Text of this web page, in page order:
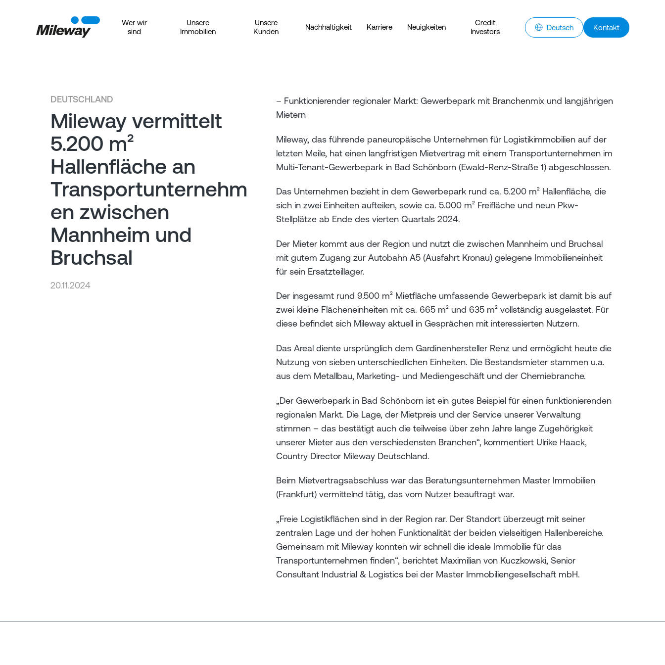
Wer wir
sind
Unsere
Immobilien
Unsere
Kunden
Nachhaltigkeit Karriere Neuigkeiten
Credit
Investors
Deutsch Kontakt
DEUTSCHLAND
Mileway vermittelt
5.200 m²
Hallenfläche an
Transportunternehm
en zwischen
Mannheim und
Bruchsal
20.11.2024
– Funktionierender regionaler Markt: Gewerbepark mit Branchenmix und langjährigen
Mietern
Mileway, das führende paneuropäische Unternehmen für Logistikimmobilien auf der
letzten Meile, hat einen langfristigen Mietvertrag mit einem Transportunternehmen im
Multi-Tenant-Gewerbepark in Bad Schönborn (Ewald-Renz-Straße 1) abgeschlossen.
Das Unternehmen bezieht in dem Gewerbepark rund ca. 5.200 m² Hallenfläche, die
sich in zwei Einheiten aufteilen, sowie ca. 5.000 m² Freifläche und neun Pkw-
Stellplätze ab Ende des vierten Quartals 2024.
Der Mieter kommt aus der Region und nutzt die zwischen Mannheim und Bruchsal
mit gutem Zugang zur Autobahn A5 (Ausfahrt Kronau) gelegene Immobilieneinheit
für sein Ersatzteillager.
Der insgesamt rund 9.500 m² Mietfläche umfassende Gewerbepark ist damit bis auf
zwei kleine Flächeneinheiten mit ca. 665 m² und 635 m² vollständig ausgelastet. Für
diese befindet sich Mileway aktuell in Gesprächen mit interessierten Nutzern.
Das Areal diente ursprünglich dem Gardinenhersteller Renz und ermöglicht heute die
Nutzung von sieben unterschiedlichen Einheiten. Die Bestandsmieter stammen u.a.
aus dem Metallbau, Marketing- und Mediengeschäft und der Chemiebranche.
„Der Gewerbepark in Bad Schönborn ist ein gutes Beispiel für einen funktionierenden
regionalen Markt. Die Lage, der Mietpreis und der Service unserer Verwaltung
stimmen – das bestätigt auch die teilweise über zehn Jahre lange Zugehörigkeit
unserer Mieter aus den verschiedensten Branchen“, kommentiert Ulrike Haack,
Country Director Mileway Deutschland.
Beim Mietvertragsabschluss war das Beratungsunternehmen Master Immobilien
(Frankfurt) vermittelnd tätig, das vom Nutzer beauftragt war.
„Freie Logistikflächen sind in der Region rar. Der Standort überzeugt mit seiner
zentralen Lage und der hohen Funktionalität der beiden vielseitigen Hallenbereiche.
Gemeinsam mit Mileway konnten wir schnell die ideale Immobilie für das
Transportunternehmen finden“, berichtet Maximilian von Kuczkowski, Senior
Consultant Industrial & Logistics bei der Master Immobiliengesellschaft mbH.